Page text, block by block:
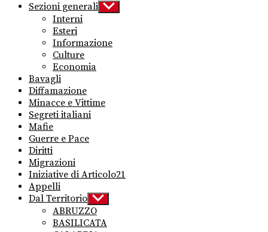
Sezioni generali Show
sub
Interni
Esteri
Informazione
Culture
Economia
Bavagli
Diffamazione
Minacce e Vittime
Segreti italiani
Mafie
Guerre e Pace
Diritti
Migrazioni
Iniziative di Articolo21
Appelli
Dal Territorio Show
sub
menu
ABRUZZO
BASILICATA